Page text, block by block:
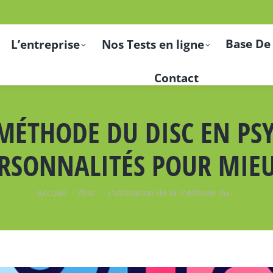
L’entreprise Nos Tests en ligne Base
Contact
DU DISC EN
POUR
Vous êtes ici :
Accueil DIsc L’utilisation de la méthode du…